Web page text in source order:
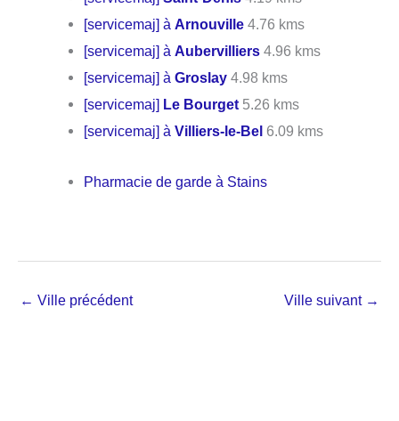
[servicemaj] àArnouville 4.76 kms
[servicemaj] àAubervilliers 4.96 kms
[servicemaj] àGroslay 4.98 kms
[servicemaj] Le Bourget 5.26 kms
[servicemaj] àVilliers-le-Bel 6.09 kms
Pharmacie de garde à Stains
← Ville précédent Ville suivant →